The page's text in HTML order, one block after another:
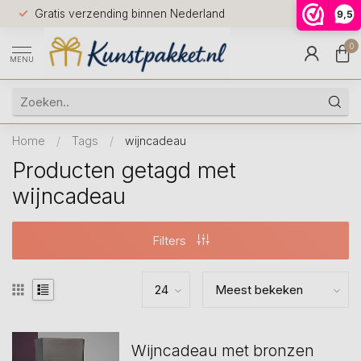
9,5
Gratis verzending binnen Nederland
Voor
huis
9.5
MENU
0
Home / Tags / wijncadeau
Producten getagd met
wijncadeau
Filters
Wijncadeau met bronzen